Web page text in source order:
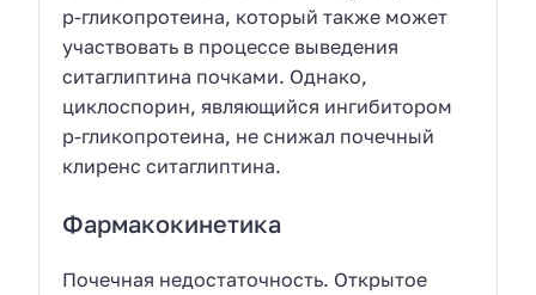
р-гликопротеина, который также может
участвовать в процессе выведения
ситаглиптина почками. Однако,
циклоспорин, являющийся ингибитором
р-гликопротеина, не снижал почечный
клиренс ситаглиптина.
Фармакокинетика
Почечная недостаточность. Открытое